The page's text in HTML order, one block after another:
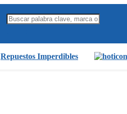
Repuestos Imperdibles